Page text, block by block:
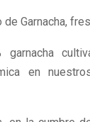
Garnacha,
garnacha
en